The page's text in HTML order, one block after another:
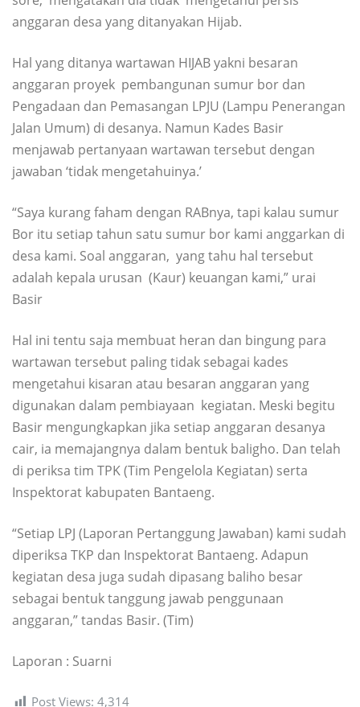
anggaran desa yang ditanyakan Hijab.
Hal yang ditanya wartawan HIJAB yakni besaran
anggaran proyek pembangunan sumur bor dan
Pengadaan dan Pemasangan LPJU (Lampu Penerangan
Jalan Umum) di desanya. Namun Kades Basir
menjawab pertanyaan wartawan tersebut dengan
jawaban ‘tidak mengetahuinya.’
“Saya kurang faham dengan RABnya, tapi kalau sumur
Bor itu setiap tahun satu sumur bor kami anggarkan di
desa kami. Soal anggaran, yang tahu hal tersebut
adalah kepala urusan (Kaur) keuangan kami,” urai
Basir
Hal ini tentu saja membuat heran dan bingung para
wartawan tersebut paling tidak sebagai kades
mengetahui kisaran atau besaran anggaran yang
digunakan dalam pembiayaan kegiatan. Meski begitu
Basir mengungkapkan jika setiap anggaran desanya
cair, ia memajangnya dalam bentuk baligho. Dan telah
di periksa tim TPK (Tim Pengelola Kegiatan) serta
Inspektorat kabupaten Bantaeng.
“Setiap LPJ (Laporan Pertanggung Jawaban) kami sudah
diperiksa TKP dan Inspektorat Bantaeng. Adapun
kegiatan desa juga sudah dipasang baliho besar
sebagai bentuk tanggung jawab penggunaan
anggaran,” tandas Basir. (Tim)
Laporan : Suarni
Post Views: 4,314